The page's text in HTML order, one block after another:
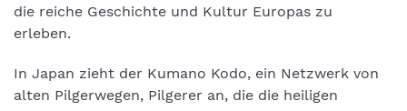
die reiche Geschichte und Kultur Europas zu
erleben.
In Japan zieht der Kumano Kodo, ein Netzwerk von
alten Pilgerwegen, Pilgerer an, die die heiligen